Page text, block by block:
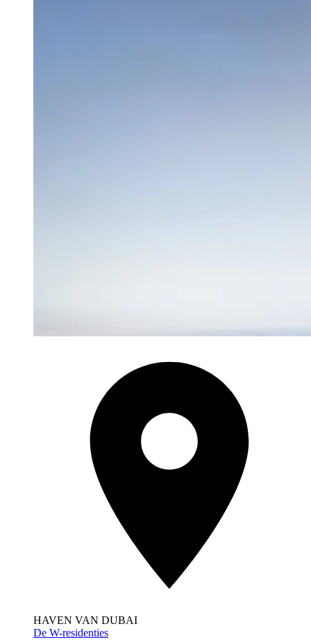
HAVEN VAN DUBAI
De W-residenties